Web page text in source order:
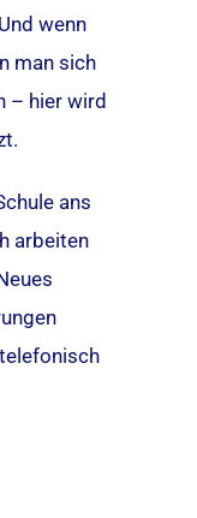
wenn
man sich
– hier wird
ans
arbeiten